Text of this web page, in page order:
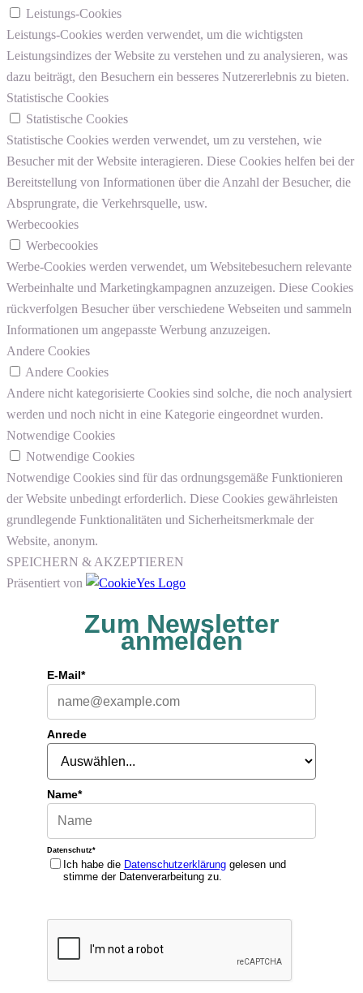
Leistungs-Cookies
Leistungs-Cookies werden verwendet, um die wichtigsten
Leistungsindizes der Website zu verstehen und zu analysieren, was
dazu beiträgt, den Besuchern ein besseres Nutzererlebnis zu bieten.
Statistische Cookies
Statistische Cookies
Statistische Cookies werden verwendet, um zu verstehen, wie
Besucher mit der Website interagieren. Diese Cookies helfen bei der
Bereitstellung von Informationen über die Anzahl der Besucher, die
Absprungrate, die Verkehrsquelle, usw.
Werbecookies
Werbecookies
Werbe-Cookies werden verwendet, um Websitebesuchern relevante
Werbeinhalte und Marketingkampagnen anzuzeigen. Diese Cookies
rückverfolgen Besucher über verschiedene Webseiten und sammeln
Informationen um angepasste Werbung anzuzeigen.
Andere Cookies
Andere Cookies
Andere nicht kategorisierte Cookies sind solche, die noch analysiert
werden und noch nicht in eine Kategorie eingeordnet wurden.
Notwendige Cookies
Notwendige Cookies
Notwendige Cookies sind für das ordnungsgemäße Funktionieren
der Website unbedingt erforderlich. Diese Cookies gewährleisten
grundlegende Funktionalitäten und Sicherheitsmerkmale der
Website, anonym.
SPEICHERN & AKZEPTIEREN
Präsentiert von
Zum Newsletter
anmelden
E-Mail*
Anrede
Name*
Datenschutz*
Ich habe die Datenschutzerklärunggelesen und
stimme der Datenverarbeitung zu.